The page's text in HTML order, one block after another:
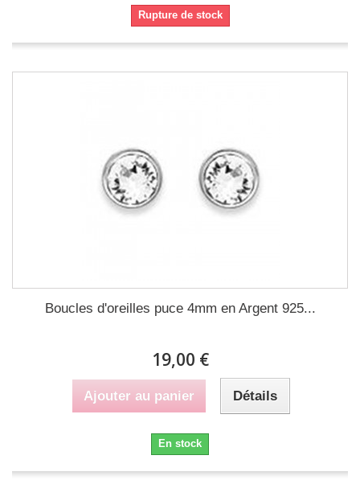
Rupture de stock
Boucles d'oreilles puce 4mm en Argent 925...
19,00 €
Ajouter au panier Détails
En stock